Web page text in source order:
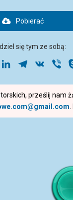
Pobierać
się tym ze sobą:
TumblrLinkedInTelegram
VK
prześlij